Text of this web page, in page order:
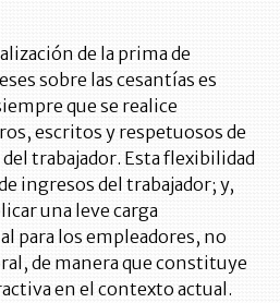
de la prima de
sobre las cesantías es
que se realice
escritos y respetuosos de
trabajador. Esta flexibilidad
ingresos del trabajador; y,
una leve carga
para los empleadores, no
de manera que constituye
en el contexto actual.